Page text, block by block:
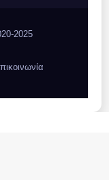
2025